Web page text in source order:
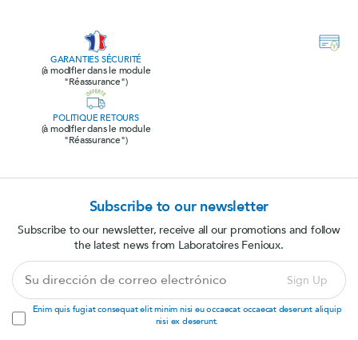
GARANTIES SÉCURITÉ
(à modifier dans le module
"Réassurance")
POLITIQUE RETOURS
(à modifier dans le module
"Réassurance")
Subscribe to our newsletter
Subscribe to our newsletter, receive all our promotions and follow
the latest news from Laboratoires Fenioux.
dirección
de
correo
Sign Up
Enim quis fugiat consequat elit minim nisi eu occaecat occaecat deserunt aliquip
nisi ex deserunt.